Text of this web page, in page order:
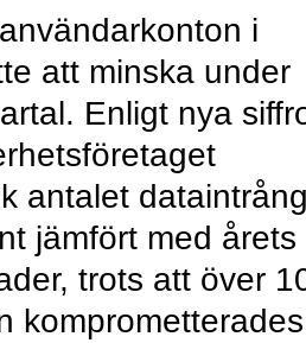
i
att minska under
Enligt nya
antalet
jämfört med årets
trots att över
komprometterades